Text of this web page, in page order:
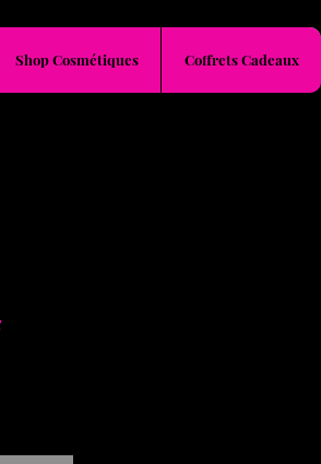
Shop Cosmétiques Coffrets Cadeaux